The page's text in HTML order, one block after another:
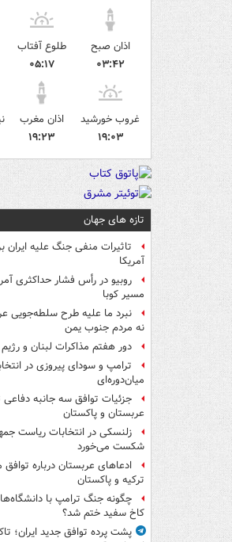
اذان صبح
۰۳:۴۲
طلوع آفتاب
۰۵:۱۷
غروب خورشید
۱۹:۰۳
اذان مغرب
۱۹:۲۳
تازه های جهان
تاثیرات منفی جنگ علیه ایران بر
آمریکا
روبیو در رأس فشار حداکثری
مسیر کوبا
نبرد ما علیه طرح سلطه‌جویی
نه مردم جنوب یمن
دور هفتم مذاکرات لبنان و
ترامپ و سودای پیروزی در
میان‌دوره‌ای
جزئیات توافق سه جانبه دفاعی
عربستان و پاکستان
زلنسکی در انتخابات ریاست
شکست می‌خورد
ادعاهای عربستان درباره
ترکیه و پاکستان
چگونه جنگ ترامپ با
کاخ سفید ختم شد؟
پشت پرده توافق جدید ایران؛